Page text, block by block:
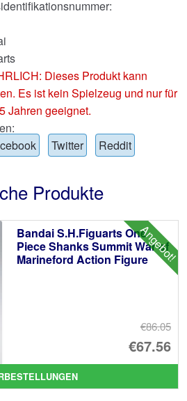
Dieses Produkt kann
Es ist kein Spielzeug und nur für
Jahren geeignet.
Twitter Reddit
Produkte
Angebot!
Bandai S.H.Figuarts One
Piece Shanks Summit War of
Marineford Action Figure
€86.05
€67.56